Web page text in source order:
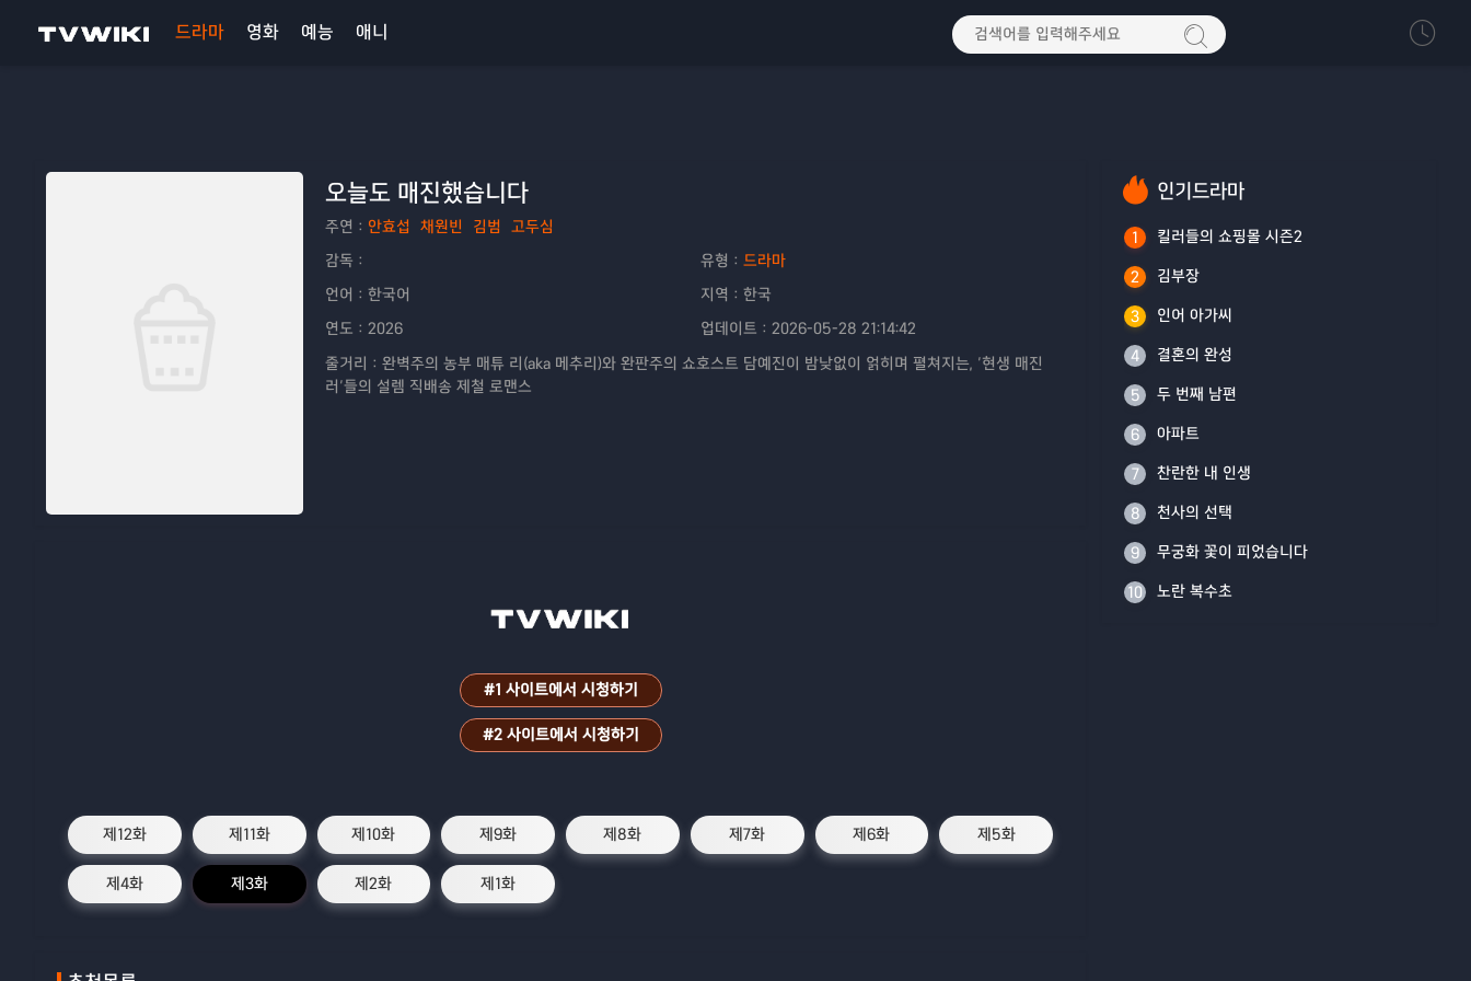
드라마 영화 예능 애니
오늘도 매진했습니다
주연： 안효섭 채원빈 김범
고두심
감독：
유형： 드라마
언어： 한국어 지역： 한국
연도： 2026 업데이트： 2026-05-28 21:14:42
줄거리： 완벽주의 농부 매튜 리(aka 메추리)와 완판주의 쇼호스트 담예진이 밤낮없이 얽히며 펼쳐지는, ‘현생 매진
러’들의 설렘 직배송 제철 로맨스
#1 사이트에서 시청하기
#2 사이트에서 시청하기
제12화 제11화 제10화 제9화 제8화 제7화 제6화 제5화
제4화 제3화 제2화 제1화
인기드라마
1 킬러들의 쇼핑몰 시즌2
2 김부장
3 인어 아가씨
4 결혼의 완성
5 두 번째 남편
6 아파트
7 찬란한 내 인생
8 천사의 선택
9 무궁화 꽃이 피었습니다
10 노란 복수초